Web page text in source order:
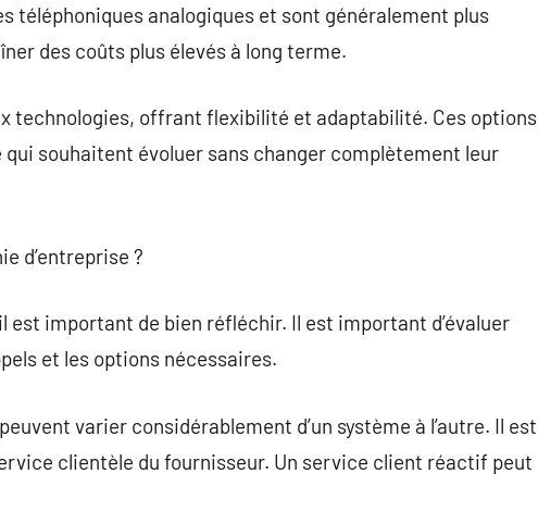
téléphoniques analogiques et sont généralement plus
des coûts plus élevés à long terme.
technologies, offrant flexibilité et adaptabilité. Ces options
souhaitent évoluer sans changer complètement leur
d’entreprise ?
est important de bien réfléchir. Il est important d’évaluer
et les options nécessaires.
varier considérablement d’un système à l’autre. Il est
clientèle du fournisseur. Un service client réactif peut